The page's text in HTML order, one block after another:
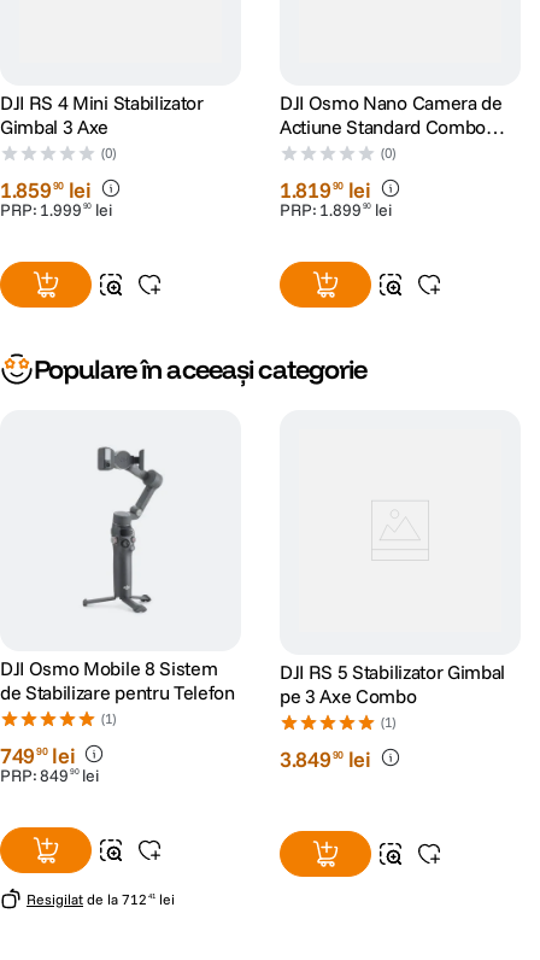
DJI RS 4 Mini Stabilizator
Gimbal 3 Axe
(0)
1.85990 lei
PRP: 1.999 90 lei
DJI Osmo Nano Camera de
Actiune Standard Combo
128GB
(0)
1.81990 lei
PRP: 1.899 90 lei
Populare în aceeași categorie
DJI Osmo Mobile 8 Sistem
de Stabilizare pentru Telefon
(1)
74990 lei
PRP:849 90 lei
Resigilat de la 712 41 lei
DJI RS 5 Stabilizator Gimbal
pe 3 Axe Combo
(1)
3.84990 lei